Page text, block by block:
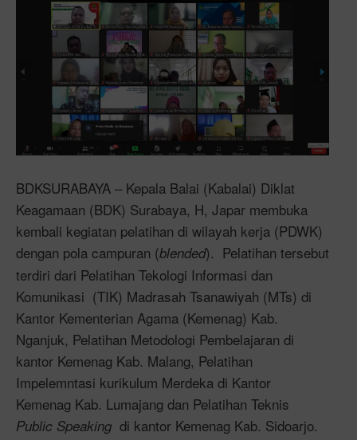
BDKSURABAYA – Kepala Balai (Kabalai) Diklat
Keagamaan (BDK) Surabaya, H, Japar membuka
kembali kegiatan pelatihan di wilayah kerja (PDWK)
dengan pola campuran (blended). Pelatihan tersebut
terdiri dari Pelatihan Tekologi Informasi dan
Komunikasi (TIK) Madrasah Tsanawiyah (MTs) di
Kantor Kementerian Agama (Kemenag) Kab.
Nganjuk, Pelatihan Metodologi Pembelajaran di
kantor Kemenag Kab. Malang, Pelatihan
Impelemntasi kurikulum Merdeka di Kantor
Kemenag Kab. Lumajang dan Pelatihan Teknis
Public Speaking di kantor Kemenag Kab. Sidoarjo.